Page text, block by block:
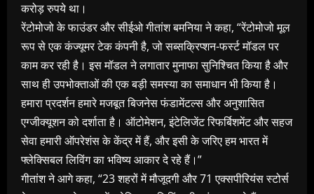
करोड़ रुपये था।
रेंटोमोजो के फाउंडर और सीईओ गीतांश बमनिया ने कहा, “रेंटोमोजो मूल
रूप से एक कंज्यूमर टेक कंपनी है, जो सब्सक्रिप्शन-फर्स्ट मॉडल पर
काम कर रही है। इस मॉडल ने लगातार मुनाफा सुनिश्चित किया है और
साथ ही उपभोक्ताओं की एक बड़ी समस्या का समाधान भी किया है।
हमारा प्रदर्शन हमारे मजबूत बिजनेस फंडामेंटल्स और अनुशासित
एग्जीक्यूशन को दर्शाता है। ऑटोमेशन, इंटेलिजेंट रिफर्बिशमेंट और सहज
सेवा हमारी ऑपरेशंस के केंद्र में हैं, और इसी के जरिए हम भारत में
फ्लेक्सिबल लिविंग का भविष्य आकार दे रहे हैं।”
गीतांश ने आगे कहा, “23 शहरों में मौजूदगी और 71 एक्सपीरियंस स्टोर्स